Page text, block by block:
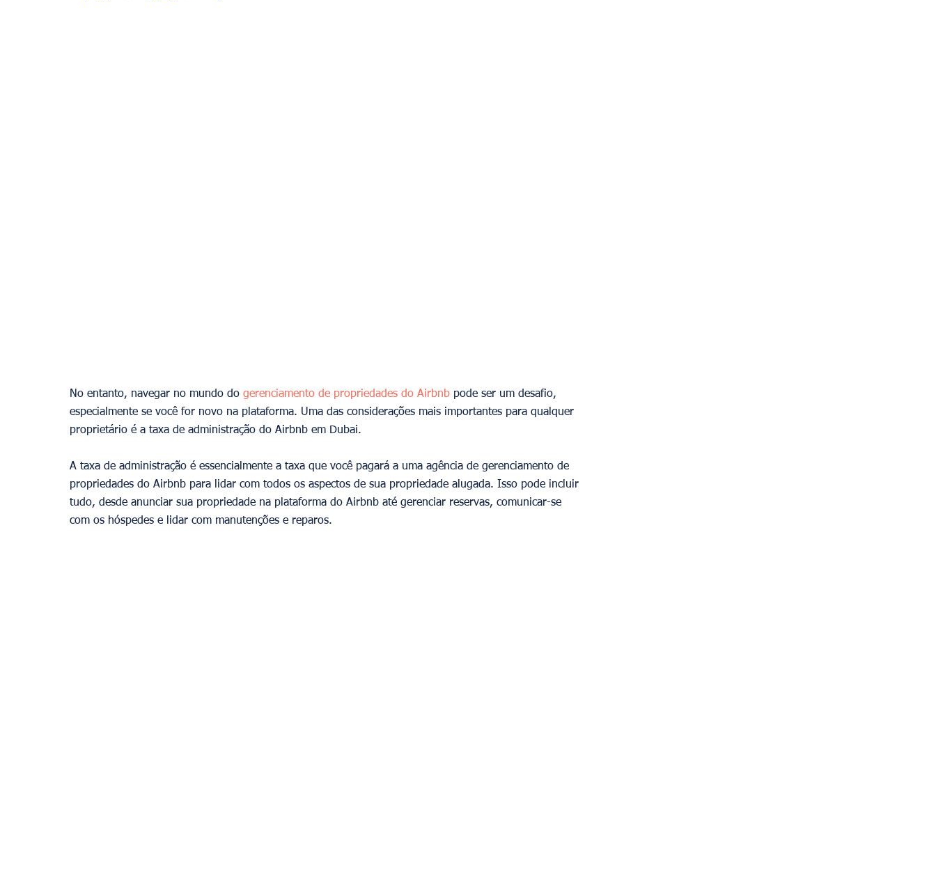
No entanto, navegar no mundo do gerenciamento de propriedades do Airbnb pode ser um desafio,
especialmente se você for novo na plataforma. Uma das considerações mais importantes para qualquer
proprietário é a taxa de administração do Airbnb em Dubai.
A taxa de administração é essencialmente a taxa que você pagará a uma agência de gerenciamento de
propriedades do Airbnb para lidar com todos os aspectos de sua propriedade alugada. Isso pode incluir
tudo, desde anunciar sua propriedade na plataforma do Airbnb até gerenciar reservas, comunicar-se
com os hóspedes e lidar com manutenções e reparos.